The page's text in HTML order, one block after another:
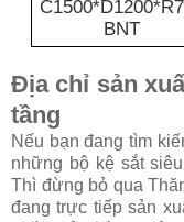
BNT
Địa chỉ sản
tầng
Nếu bạn đang tìm
những bộ kệ sắt
Thì đừng bỏ qua
đang trực tiếp sản